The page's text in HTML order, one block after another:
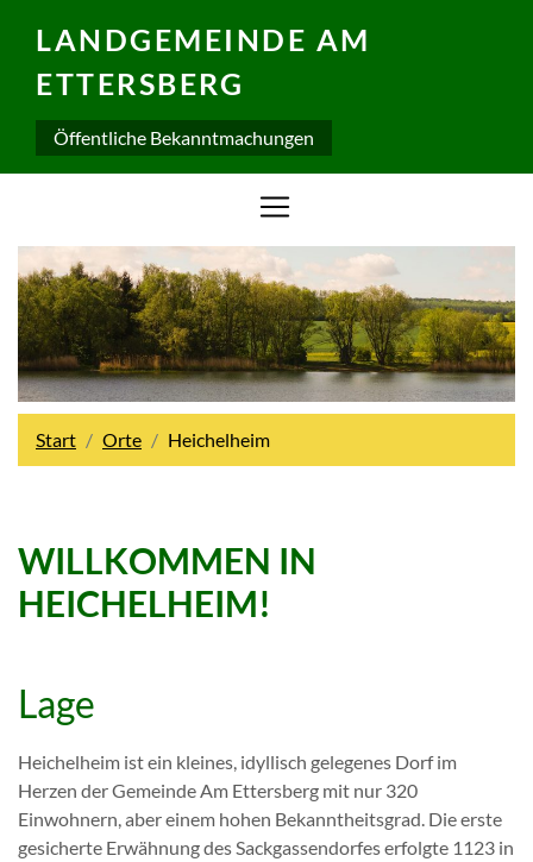
LANDGEMEINDE AM
ETTERSBERG
Öffentliche Bekanntmachungen
Start Orte Heichelheim
WILLKOMMEN IN
HEICHELHEIM!
Lage
Heichelheim ist ein kleines, idyllisch gelegenes Dorf im
Herzen der Gemeinde Am Ettersberg mit nur 320
Einwohnern, aber einem hohen Bekanntheitsgrad. Die erste
gesicherte Erwähnung des Sackgassendorfes erfolgte 1123 in